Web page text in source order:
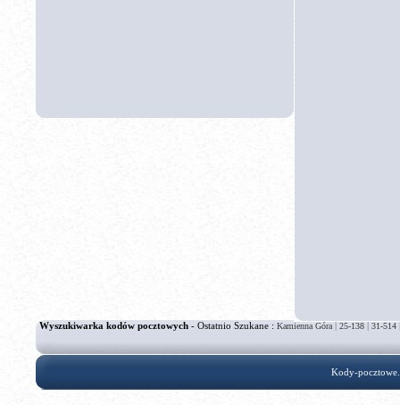
Wyszukiwarka kodów pocztowych - Ostatnio Szukane : Kamienna Góra|25-138|31-514
Kody-